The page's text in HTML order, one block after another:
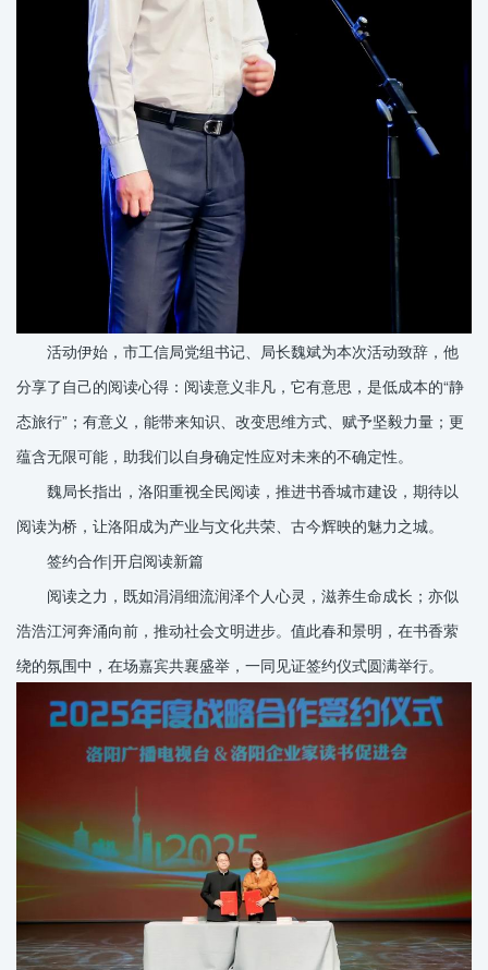
活动伊始，市工信局党组书记、局长魏斌为本次活动致辞，他
分享了自己的阅读心得：阅读意义非凡，它有意思，是低成本的“静
态旅行”；有意义，能带来知识、改变思维方式、赋予坚毅力量；更
蕴含无限可能，助我们以自身确定性应对未来的不确定性。
魏局长指出，洛阳重视全民阅读，推进书香城市建设，期待以
阅读为桥，让洛阳成为产业与文化共荣、古今辉映的魅力之城。
签约合作|开启阅读新篇
阅读之力，既如涓涓细流润泽个人心灵，滋养生命成长；亦似
浩浩江河奔涌向前，推动社会文明进步。值此春和景明，在书香萦
绕的氛围中，在场嘉宾共襄盛举，一同见证签约仪式圆满举行。